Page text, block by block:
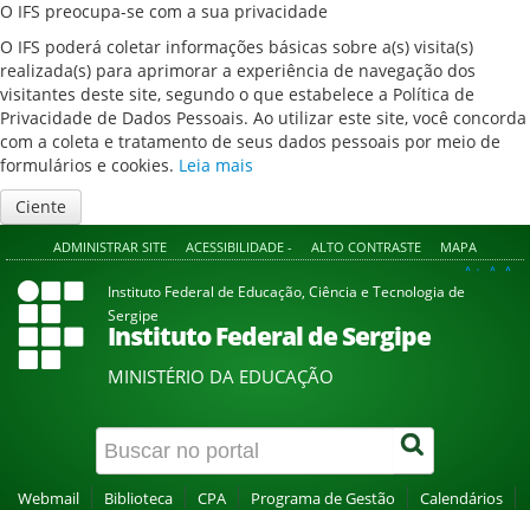
O IFS preocupa-se com a sua privacidade
O IFS poderá coletar informações básicas sobre a(s) visita(s)
realizada(s) para aprimorar a experiência de navegação dos
visitantes deste site, segundo o que estabelece a Política de
Privacidade de Dados Pessoais. Ao utilizar este site, você concorda
com a coleta e tratamento de seus dados pessoais por meio de
formulários e cookies. Leia mais
Ciente
ADMINISTRAR SITE ACESSIBILIDADE - ALTO CONTRASTE MAPA
A+ A A-
Instituto Federal de Educação, Ciência e Tecnologia de
Sergipe
Instituto Federal de Sergipe
MINISTÉRIO DA EDUCAÇÃO
Webmail Biblioteca CPA Programa de Gestão Calendários